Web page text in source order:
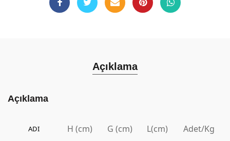
Açıklama
Açıklama
ADI H (cm) G (cm) L(cm) Adet/Kg